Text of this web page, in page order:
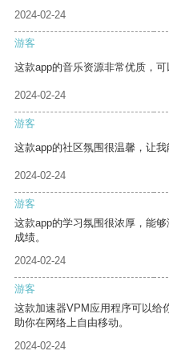
2024-02-24
游客
这款app的音乐资源非常优质，可
2024-02-24
游客
这款app的社区氛围很温馨，让我
2024-02-24
游客
这款app的学习氛围很浓厚，能
成绩。
2024-02-24
游客
这款加速器VPM应用程序可以给
助你在网络上自由移动。
2024-02-24